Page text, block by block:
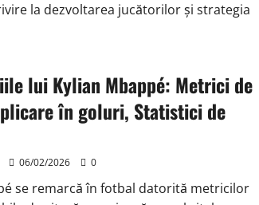
la dezvoltarea jucătorilor și strategia
lui Kylian Mbappé: Metrici de
în goluri, Statistici de
06/02/2026 0
se remarcă în fotbal datorită metricilor